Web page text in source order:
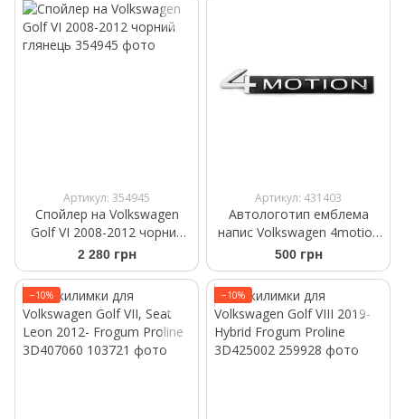
Артикул: 354945
Спойлер на Volkswagen
Golf VI 2008-2012 чорний
глянець
2 280 грн
Артикул: 431403
Автологотип емблема
напис Volkswagen 4motion
хром чорний
500 грн
−10% −10%